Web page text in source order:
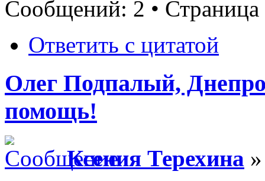
Сообщений: 2 • Страница
Ответить с цитатой
Олег Подпалый,
помощь!
Ксения Терехина